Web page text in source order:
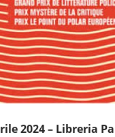
2024 – Libreria